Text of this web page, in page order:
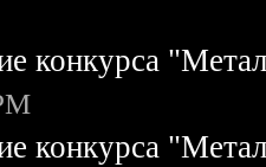
конкурса
конкурса